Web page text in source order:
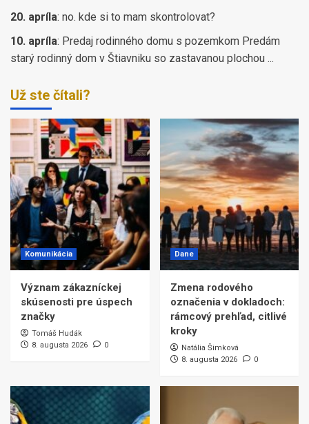
20. apríla: no. kde si to mam skontrolovat?
10. apríla: Predaj rodinného domu s pozemkom Predám
starý rodinný dom v Štiavniku so zastavanou plochou ...
Už ste čítali?
Komunikácia
Význam zákazníckej
skúsenosti pre úspech
značky
Tomáš Hudák
8. augusta 2026
0
Dane
Zmena rodového
označenia v dokladoch:
rámcový prehľad, citlivé
kroky
Natália Šimková
8. augusta 2026
0